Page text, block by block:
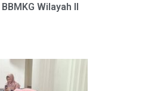
Wilayah II